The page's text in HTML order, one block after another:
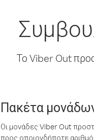
Το Viber Out
Πακέτα
Οι μονάδες Viber Out
προς οποιονδήποτε